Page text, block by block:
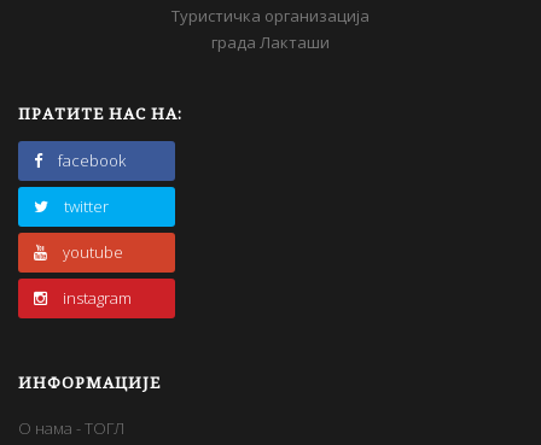
Туристичка организација
града Лакташи
ПРАТИТЕ НАС НА:
facebook
twitter
youtube
instagram
ИНФОРМАЦИЈЕ
О нама - ТОГЛ